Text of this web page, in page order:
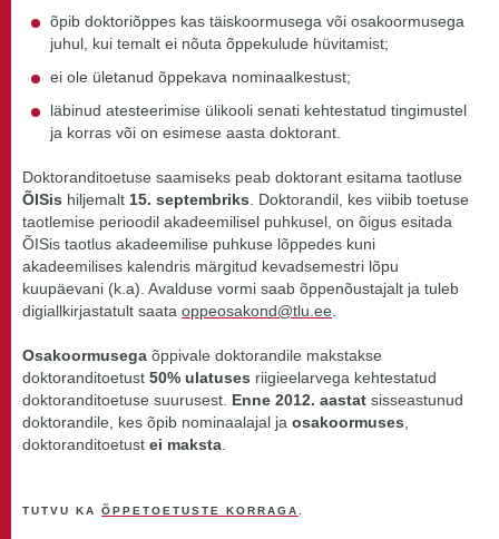
õpib doktoriõppes kas täiskoormusega või osakoormusega
juhul, kui temalt ei nõuta õppekulude hüvitamist;
ei ole ületanud õppekava nominaalkestust;
läbinud atesteerimise ülikooli senati kehtestatud tingimustel
ja korras või on esimese aasta doktorant.
Doktoranditoetuse saamiseks peab doktorant esitama taotluse
ÕISis hiljemalt 15. septembriks
Doktorandil, kes viibib toetuse
taotlemise perioodil akadeemilisel puhkusel, on õigus esitada
ÕISis taotlus akadeemilise puhkuse lõppedes kuni
akadeemilises kalendris märgitud kevadsemestri lõpu
kuupäevani (k.a). Avalduse vormi saab õppenõustajalt ja tuleb
digiallkirjastatult saata oppeosakond@tlu.ee
Osakoormusega õppivale doktorandile makstakse
doktoranditoetust 50% ulatuses riigieelarvega kehtestatud
doktoranditoetuse suurusest. Enne 2012. aastat sisseastunud
doktorandile, kes õpib nominaalajal ja osakoormuses
doktoranditoetust ei maksta
TUTVU KA ÕPPETOETUSTE KORRAGA